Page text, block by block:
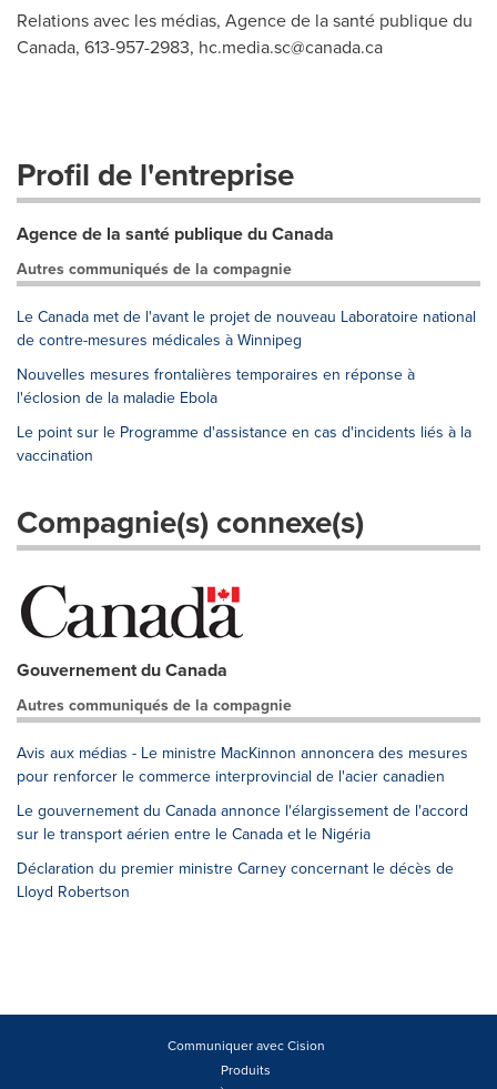
Relations avec les médias, Agence de la santé publique du
Canada, 613-957-2983, hc.media.sc@canada.ca
Profil de l'entreprise
Agence de la santé publique du Canada
Autres communiqués de la compagnie
Le Canada met de l'avant le projet de nouveau Laboratoire national
de contre-mesures médicales à Winnipeg
Nouvelles mesures frontalières temporaires en réponse à
l'éclosion de la maladie Ebola
Le point sur le Programme d'assistance en cas d'incidents liés à la
vaccination
Compagnie(s) connexe(s)
Gouvernement du Canada
Autres communiqués de la compagnie
Avis aux médias - Le ministre MacKinnon annoncera des mesures
pour renforcer le commerce interprovincial de l'acier canadien
Le gouvernement du Canada annonce l'élargissement de l'accord
sur le transport aérien entre le Canada et le Nigéria
Déclaration du premier ministre Carney concernant le décès de
Lloyd Robertson
Communiquer avec Cision
Produits